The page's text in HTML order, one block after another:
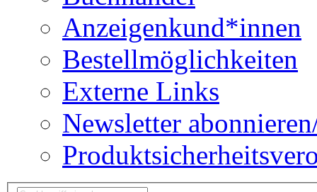
Anzeigenkund*innen
Bestellmöglichkeiten
Externe Links
Newsletter